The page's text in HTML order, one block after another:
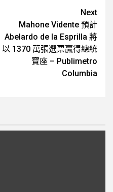
Next
Mahone Vidente 預計
Abelardo de la Esprilla 將
以 1370 萬張選票贏得總統
寶座 – Publimetro
Columbia